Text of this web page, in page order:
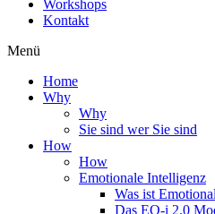
Workshops
Kontakt
Menü
Home
Why
Why
Sie sind wer Sie sind
How
How
Emotionale Intelligenz
Was ist
Das EQ-i 2.0